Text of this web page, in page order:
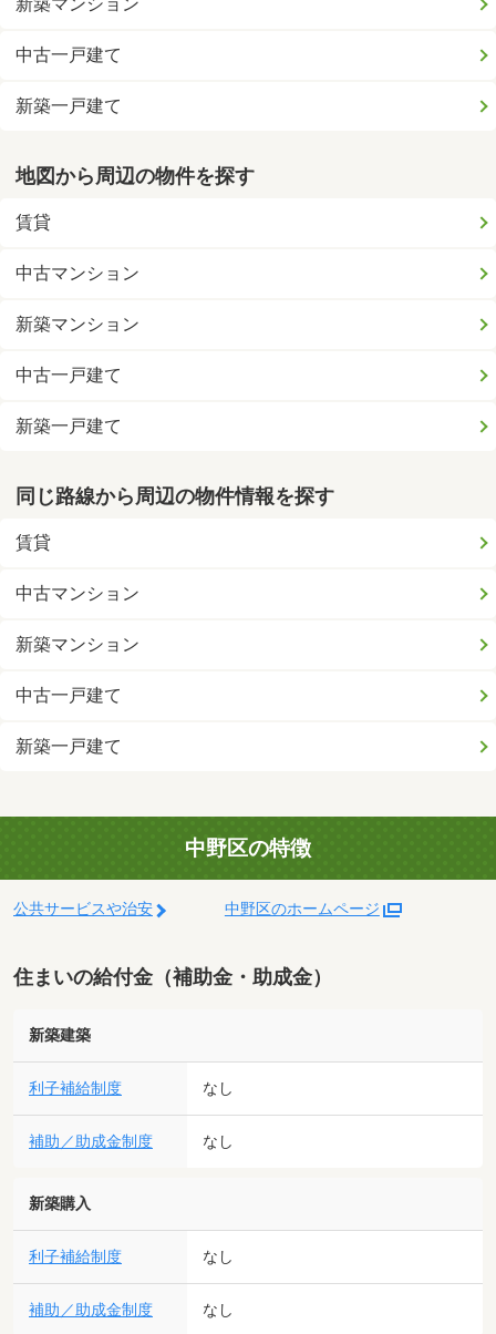
中古一戸建て
新築一戸建て
地図から周辺の物件を探す
賃貸
中古マンション
新築マンション
中古一戸建て
新築一戸建て
同じ路線から周辺の物件情報を探す
賃貸
中古マンション
新築マンション
中古一戸建て
新築一戸建て
中野区の特徴
公共サービスや治安 中野区のホームページ
住まいの給付金（補助金・助成金）
新築建築
利子補給制度 なし
補助／助成金制度 なし
新築購入
利子補給制度 なし
補助／助成金制度 なし